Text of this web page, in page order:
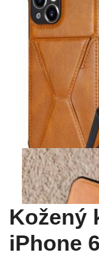
Kožený
iPhone